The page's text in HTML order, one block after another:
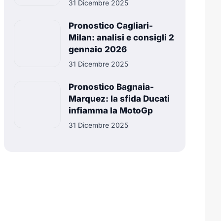
31 Dicembre 2025
Pronostico Cagliari-
Milan: analisi e consigli 2
gennaio 2026
31 Dicembre 2025
Pronostico Bagnaia-
Marquez: la sfida Ducati
infiamma la MotoGp
31 Dicembre 2025